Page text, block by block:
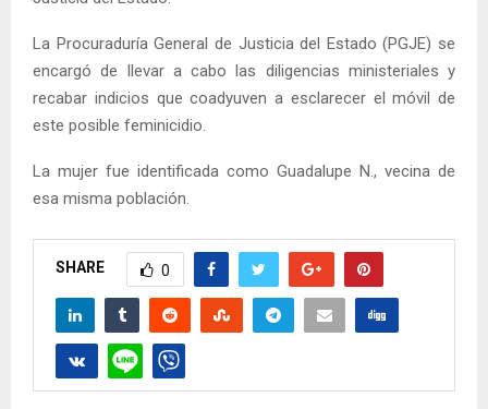
La Procuraduría General de Justicia del Estado (PGJE) se
encargó de llevar a cabo las diligencias ministeriales y
recabar indicios que coadyuven a esclarecer el móvil de
este posible feminicidio.
La mujer fue identificada como Guadalupe N., vecina de
esa misma población.
SHARE 0